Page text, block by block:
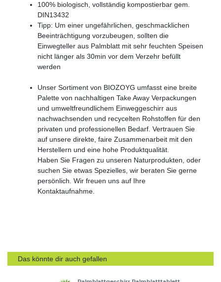
100% biologisch, vollständig kompostierbar gem.
DIN13432
Tipp: Um einer ungefährlichen, geschmacklichen
Beeinträchtigung vorzubeugen, sollten die
Einwegteller aus Palmblatt mit sehr feuchten Speisen
nicht länger als 30min vor dem Verzehr befüllt
werden
Unser Sortiment von BIOZOYG umfasst eine breite
Palette von nachhaltigen Take Away Verpackungen
und umweltfreundlichem Einweggeschirr aus
nachwachsenden und recycelten Rohstoffen für den
privaten und professionellen Bedarf. Vertrauen Sie
auf unsere direkte, faire Zusammenarbeit mit den
Herstellern und eine hohe Produktqualität.
Haben Sie Fragen zu unseren Naturprodukten, oder
suchen Sie etwas Spezielles, wir beraten Sie gerne
persönlich. Wir freuen uns auf Ihre
Kontaktaufnahme.
Das könnte dir auch gefallen